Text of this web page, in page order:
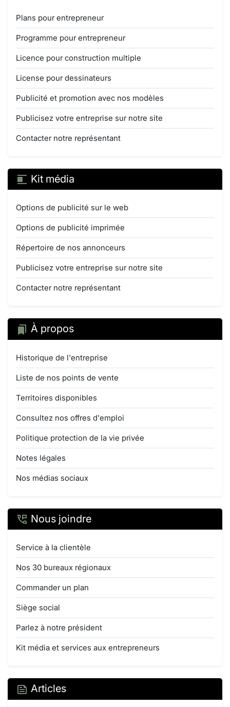
Plans pour entrepreneur
Programme pour entrepreneur
Licence pour construction multiple
License pour dessinateurs
Publicité et promotion avec nos modèles
Publicisez votre entreprise sur notre site
Contacter notre représentant
Kit média
Options de publicité sur le web
Options de publicité imprimée
Répertoire de nos annonceurs
Publicisez votre entreprise sur notre site
Contacter notre représentant
À propos
Historique de l'entreprise
Liste de nos points de vente
Territoires disponibles
Consultez nos offres d'emploi
Politique protection de la vie privée
Notes légales
Nos médias sociaux
Nous joindre
Service à la clientèle
Nos 30 bureaux régionaux
Commander un plan
Siège social
Parlez à notre président
Kit média et services aux entrepreneurs
Articles